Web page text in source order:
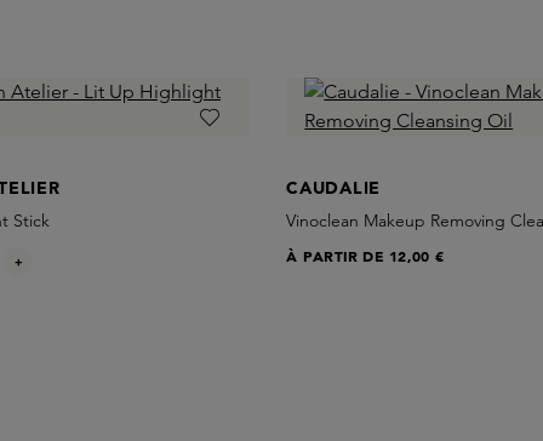
Stick
+
CAUDALIE
Vinoclean Makeup Removing
À PARTIR DE 12,00 €